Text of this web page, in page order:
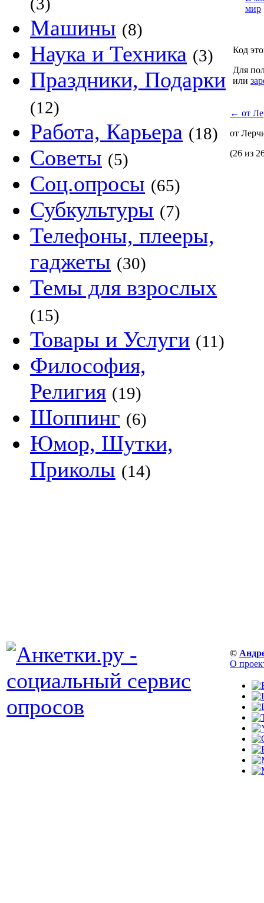
Машины (8)
Наука и Техника (3)
Праздники, Подарки
(12)
Работа, Карьера (18)
Советы (5)
Соц.опросы (65)
Субкультуры (7)
Телефоны, плееры,
гаджеты (30)
Темы для взрослых
(15)
Товары и Услуги (11)
Философия,
Религия (19)
Шоппинг (6)
Юмор, Шутки,
Приколы (14)
мир
Код
Для
или
← от
от
(26 из
©
О